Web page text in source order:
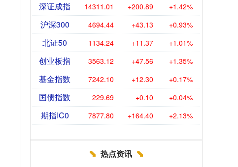
深证成指 14311.01 +200.89 +1.42%
沪深300 4694.44 +43.13 +0.93%
北证50 1134.24 +11.37 +1.01%
创业板指 3563.12 +47.56 +1.35%
基金指数 7242.10 +12.30 +0.17%
国债指数 229.69 +0.10 +0.04%
期指IC0 7877.80 +164.40 +2.13%
热点资讯